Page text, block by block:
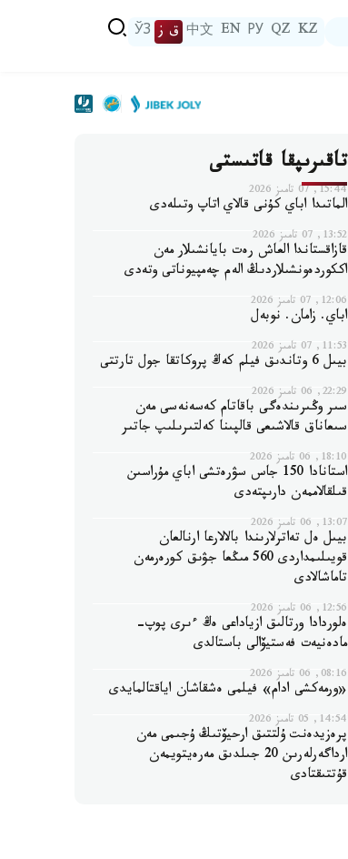
KZ
QZ
РУ
EN
中文 ق ز ЎЗ
تاقىرىپقا قاتىستى
15:44, 07 تامىز 2026
الماتىدا اباي كۇنى قالاي اتاپ وتىلەدى
13:52, 07 تامىز 2026
قازاقستاندا العاش رەت بايانشىلار مەن
اككوردەونشىلاردىڭ الەم چەمپيوناتى وتەدى
12:06, 07 تامىز 2026
اباي. زامان. نوبەل
11:53, 07 تامىز 2026
بيىل 6 وتاندىق فيلم كەڭ پروكاتقا جول تارتتى
22:29, 06 تامىز 2026
سىر وڭىرىندەگى باقاتام كەسەنەسى مەن
سىعاناق قالاشىعى قالپىنا كەلتىرىلىپ جاتىر
18:10, 06 تامىز 2026
استانادا 150 جاس سۋرەتشى اباي مۇراسىن
قىلقالاممەن دارىپتەدى
13:07, 06 تامىز 2026
بيىل ەل تەاترلارىندا بالالارعا ارنالعان
قويىلىمداردى 560 مىڭعا جۋىق كورەرمەن
تاماشالادى
12:56, 06 تامىز 2026
ەلوردادا ورتالىق ازياداعى ەڭ ءىرى پوپ-
مادەنيەت فەستيۆالى باستالدى
08:16, 06 تامىز 2026
«ورمەكشى ادام» فيلمى ەشقاشان اياقتالمايدى
14:54, 05 تامىز 2026
پرەزيدەنت ۇلتتىق ارحيۆتىڭ ۇجىمى مەن
ارداگەرلەرىن 20 جىلدىق مەرەيتويمەن
قۇتتىقتادى